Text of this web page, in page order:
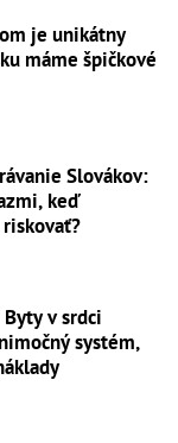
je unikátny
máme špičkové
Slovákov:
keď
v srdci
systém,